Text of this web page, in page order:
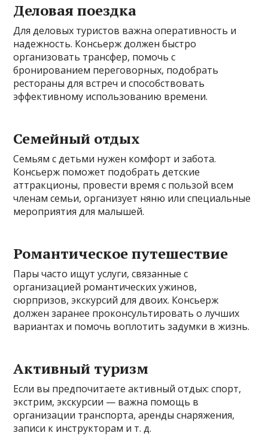
Деловая поездка
Для деловых туристов важна оперативность и
надежность. Консьерж должен быстро
организовать трансфер, помочь с
бронированием переговорных, подобрать
рестораны для встреч и способствовать
эффективному использованию времени.
Семейный отдых
Семьям с детьми нужен комфорт и забота.
Консьерж поможет подобрать детские
аттракционы, провести время с пользой всем
членам семьи, организует няню или специальные
мероприятия для малышей.
Романтическое путешествие
Пары часто ищут услуги, связанные с
организацией романтических ужинов,
сюрпризов, экскурсий для двоих. Консьерж
должен заранее проконсультировать о лучших
вариантах и помочь воплотить задумки в жизнь.
Активный туризм
Если вы предпочитаете активный отдых: спорт,
экстрим, экскурсии — важна помощь в
организации транспорта, аренды снаряжения,
записи к инструкторам и т. д.